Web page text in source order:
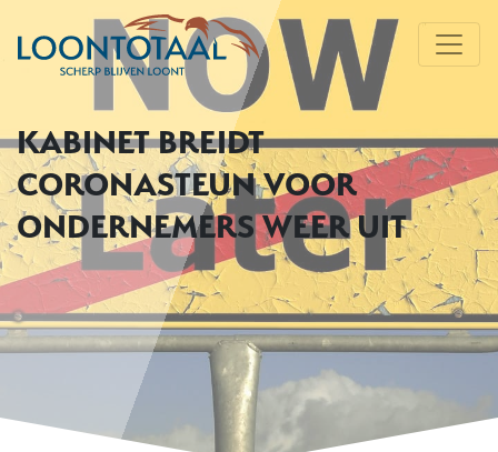
KABINET BREIDT
CORONASTEUN VOOR
ONDERNEMERS WEER UIT